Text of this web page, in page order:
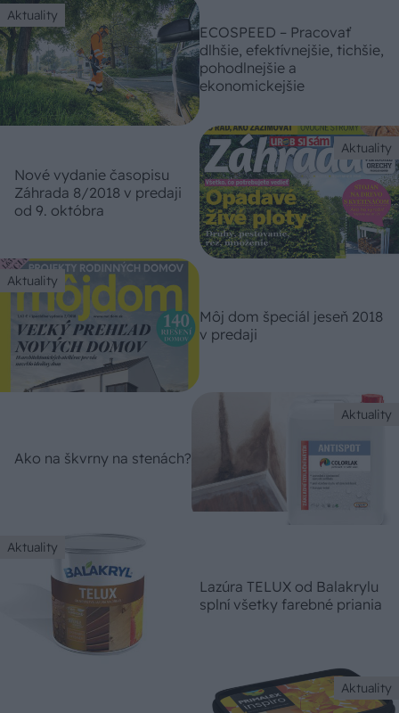
Aktuality
ECOSPEED – Pracovať
dlhšie, efektívnejšie, tichšie,
pohodlnejšie a
ekonomickejšie
Aktuality
Nové vydanie časopisu
Záhrada 8/2018 v predaji
od 9. októbra
Aktuality
Môj dom špeciál jeseň 2018
v predaji
Aktuality
Ako na škvrny na stenách?
Aktuality
Lazúra TELUX od Balakrylu
splní všetky farebné priania
Aktuality